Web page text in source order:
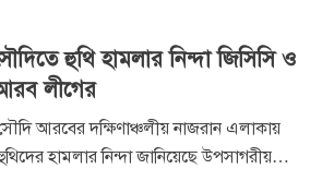
হুথি হামলার নিন্দা জিসিসি ও
লীগের
আরবের দক্ষিণাঞ্চলীয় নাজরান এলাকায়
হামলার নিন্দা জানিয়েছে উপসাগরীয়